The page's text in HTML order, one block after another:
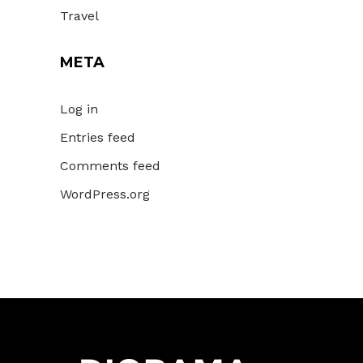
Travel
META
Log in
Entries feed
Comments feed
WordPress.org